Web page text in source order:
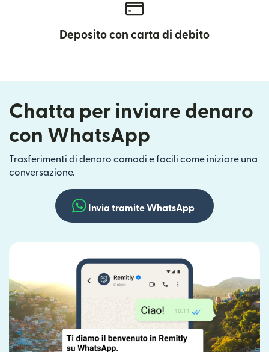
Deposito con carta di debito
Chatta per inviare denaro
con WhatsApp
Trasferimenti di denaro comodi e facili come iniziare una
conversazione.
Invia tramite WhatsApp